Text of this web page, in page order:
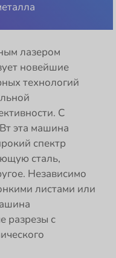
лазером
новейшие
технологий
С
эта машина
спектр
сталь,
Независимо
листами или
разрезы с